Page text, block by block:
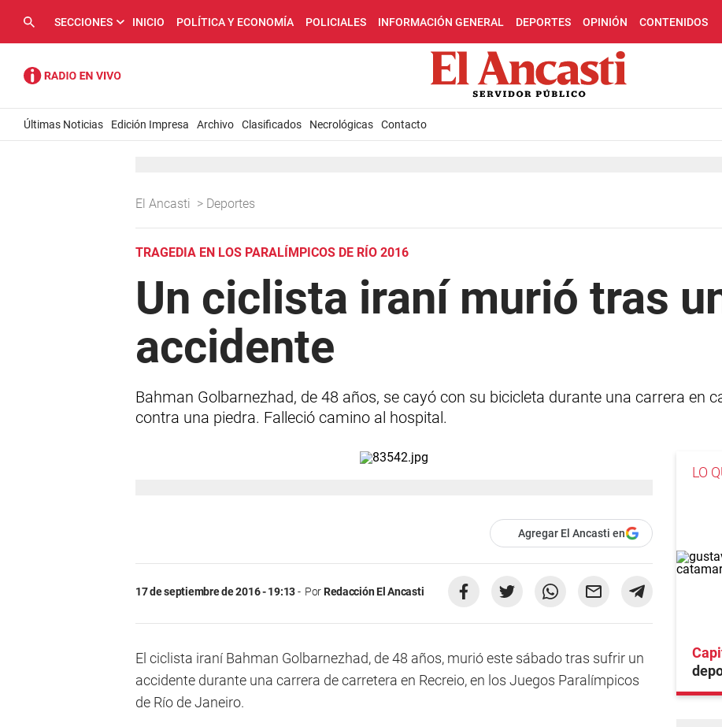
SECCIONES INICIO POLÍTICA Y ECONOMÍA POLICIALES INFORMACIÓN GENERAL DEPORTES OPINIÓN CONTENIDOS
Últimas Noticias Edición Impresa Archivo Clasificados Necrológicas Contacto
El Ancasti > Deportes
TRAGEDIA EN LOS PARALÍMPICOS DE RÍO 2016
Un ciclista iraní murió tras
accidente
Bahman Golbarnezhad, de 48 años, se cayó con su bicicleta durante una carrera en
contra una piedra. Falleció camino al hospital.
Agregar El Ancasti en
17 de septiembre de 2016 - 19:13 PorRedacción El Ancasti
El ciclista iraní Bahman Golbarnezhad, de 48 años, murió este sábado tras sufrir un
accidente durante una carrera de carretera en Recreio, en los Juegos Paralímpicos
de Río de Janeiro.
LO